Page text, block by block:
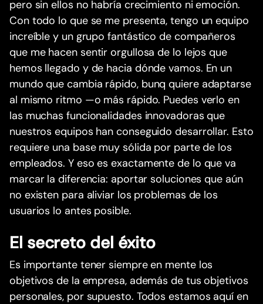
pero sin ellos no habría crecimiento ni emoción.
Con todo lo que se me presenta, tengo un equipo
increíble y un grupo fantástico de compañeros
que me hacen sentir orgullosa de lo lejos que
hemos llegado y de hacia dónde vamos. En un
mundo que cambia rápido, bunq quiere adaptarse
al mismo ritmo —o más rápido. Puedes verlo en
las muchas funcionalidades innovadoras que
nuestros equipos han conseguido desarrollar. Esto
requiere una base muy sólida por parte de los
empleados. Y eso es exactamente de lo que va
marcar la diferencia: aportar soluciones que aún
no existen para aliviar los problemas de los
usuarios lo antes posible.
El secreto del éxito
Es importante tener siempre en mente los
objetivos de la empresa, además de tus objetivos
personales, por supuesto. Todos estamos aquí en